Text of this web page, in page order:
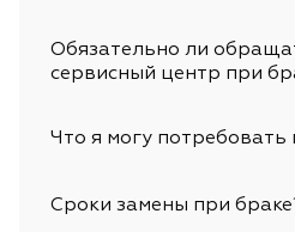
Обязательно ли
сервисный центр при
Что я могу потребовать
Сроки замены при